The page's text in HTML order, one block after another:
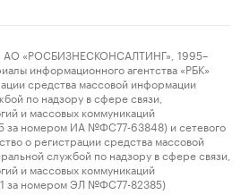
«РОСБИЗНЕСКОНСАЛТИНГ», 1995–
информационного агентства «РБК»
средства массовой информации
по надзору в сфере связи,
и массовых коммуникаций
за номером ИА №ФС77-63848) и сетевого
о регистрации средства массовой
службой по надзору в сфере связи,
и массовых коммуникаций
за номером ЭЛ №ФС77-82385)